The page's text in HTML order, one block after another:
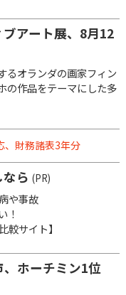
アート展、8月12
るオランダの画家フィン
の作品をテーマにした多
、財務諸表3年分
ら (PR)
や事故
！
較サイト】
、ホーチミン1位